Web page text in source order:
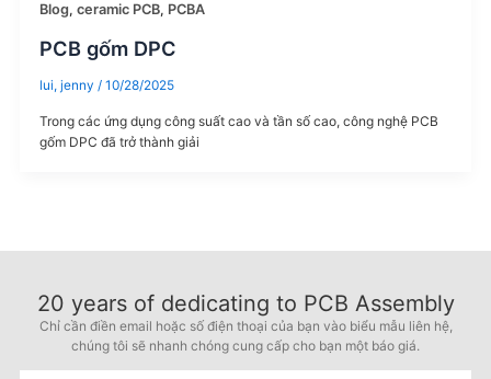
Blog, ceramic PCB, PCBA
PCB gốm DPC
lui, jenny / 10/28/2025
Trong các ứng dụng công suất cao và tần số cao, công nghệ PCB
gốm DPC đã trở thành giải
20 years of dedicating to PCB Assembly
Chỉ cần điền email hoặc số điện thoại của bạn vào biểu mẫu liên hệ,
chúng tôi sẽ nhanh chóng cung cấp cho bạn một báo giá.